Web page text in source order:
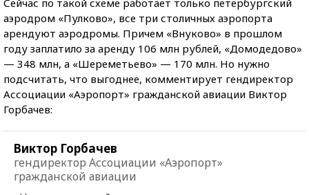
аэродром «Пулково», все три столичных аэропорта
арендуют аэродромы. Причем «Внуково» в прошлом
году заплатило за аренду 106 млн рублей, «Домодедово»
— 348 млн, а «Шереметьево» — 170 млн. Но нужно
подсчитать, что выгоднее, комментирует гендиректор
Ассоциации «Аэропорт» гражданской авиации Виктор
Горбачев:
Виктор Горбачев
гендиректор Ассоциации «Аэропорт»
гражданской авиации